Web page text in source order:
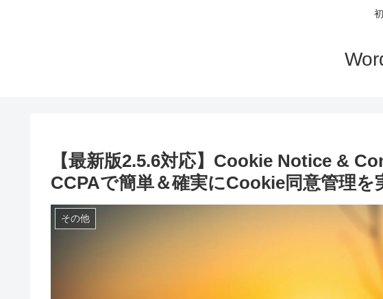
【最新版2.5.6対応】Cookie Notice &
CCPAで簡単＆確実にCookie同意管理を
その他